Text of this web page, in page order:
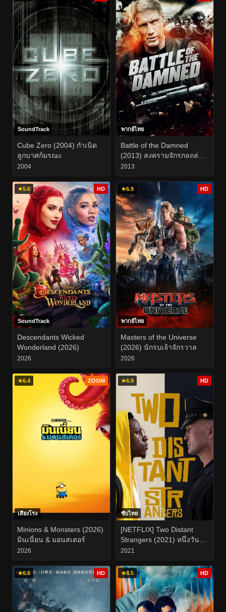
SoundTrack
Cube Zero (2004) กำเนิด
ลูกบาศก์มรณะ
2004
พากย์ไทย
Battle of the Damned
(2013) สงครามจักรกลถล่ม
กองทัพซอมบี้
2013
★5.6 HD
SoundTrack
Descendants Wicked
Wonderland (2026)
2026
★6.9 HD
พากย์ไทย
Masters of the Universe
(2026) นักรบเจ้าจักรวาล
2026
★6.4 ZOOM
เสียงโรง
Minions & Monsters (2026)
มินเนี่ยน & มอนสเตอร์
2026
★6.9 HD
ซับไทย
[NETFLIX] Two Distant
Strangers (2021) หนึ่งวัน
อันตราย
2021
★6.6 HD ★8.5 HD